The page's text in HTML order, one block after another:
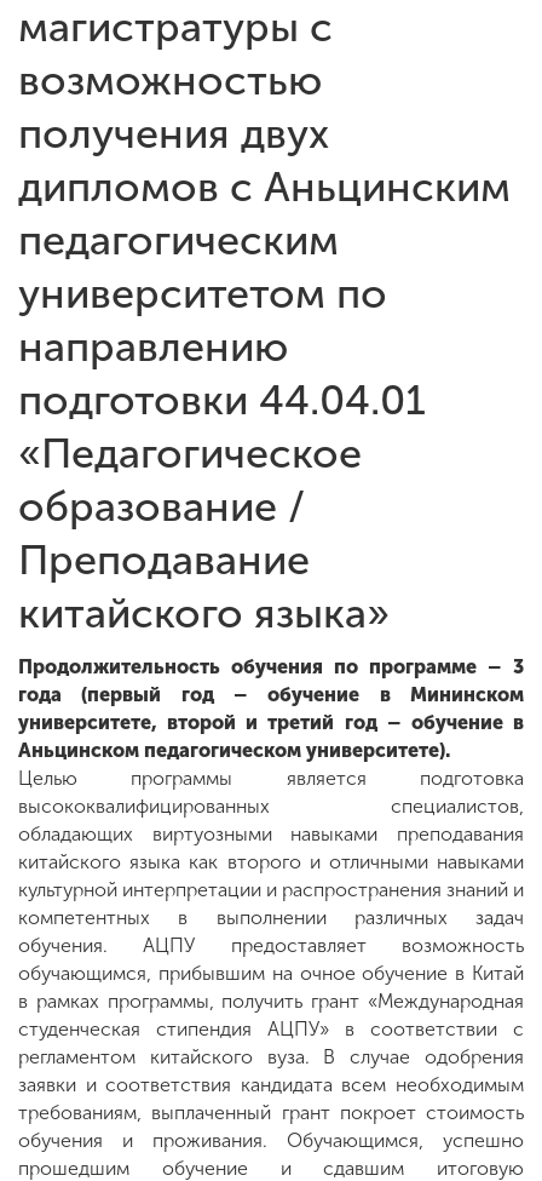
Наука
деятельность
деятельности
Студенческая жизнь
Сведения об
образовательной
организации
ENG SPN CHI
Приемная
комиссия
+7 (831) 262-26-20
магистратуры с
возможностью
получения двух
дипломов с Аньцинским
педагогическим
университетом по
направлению
подготовки 44.04.01
«Педагогическое
образование /
Преподавание
китайского языка»
Продолжительность обучения по программе – 3
года (первый год – обучение в Мининском
университете, второй и третий год – обучение в
Аньцинском педагогическом университете).
Целью программы является подготовка
высококвалифицированных специалистов,
обладающих виртуозными навыками преподавания
китайского языка как второго и отличными навыками
культурной интерпретации и распространения знаний и
компетентных в выполнении различных задач
обучения. АЦПУ предоставляет возможность
обучающимся, прибывшим на очное обучение в Китай
в рамках программы, получить грант «Международная
студенческая стипендия АЦПУ» в соответствии с
регламентом китайского вуза. В случае одобрения
заявки и соответствия кандидата всем необходимым
требованиям, выплаченный грант покроет стоимость
обучения и проживания. Обучающимся, успешно
прошедшим обучение и сдавшим итоговую